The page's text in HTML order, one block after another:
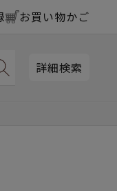
お買い物かご
詳細検索